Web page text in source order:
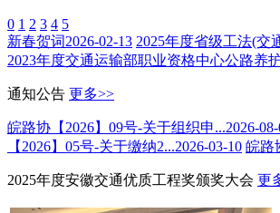
0 1 2 3 4 5
新春贺词2026-02-13 2025年度省级工法(交
2023年度交通运输部职业资格中心公路养
通知公告 更多>>
皖路协【2026】09号-关于组织申...2026-
【2026】05号-关于缴纳2...2026-03-10 皖路
2025年度安徽交通优质工程奖颁奖大会 更